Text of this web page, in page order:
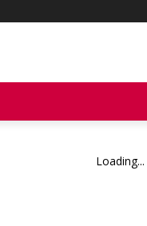
Loading...